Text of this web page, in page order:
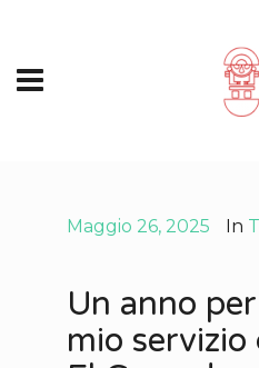
Maggio 26, 2025 In
Un anno
mio servizio